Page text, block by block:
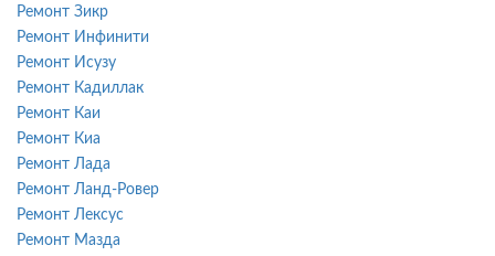
Ремонт Зикр
Ремонт Инфинити
Ремонт Исузу
Ремонт Кадиллак
Ремонт Каи
Ремонт Киа
Ремонт Лада
Ремонт Ланд-Ровер
Ремонт Лексус
Ремонт Мазда